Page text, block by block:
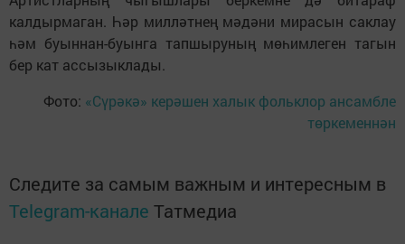
калдырмаган. Һәр милләтнең мәдәни мирасын саклау
һәм буыннан-буынга тапшыруның мөһимлеген тагын
бер кат ассызыклады.
Фото: «Сүрәкә» керәшен халык фольклор ансамбле
төркеменнән
Следите за самым важным и интересным в
Telegram-канале Татмедиа